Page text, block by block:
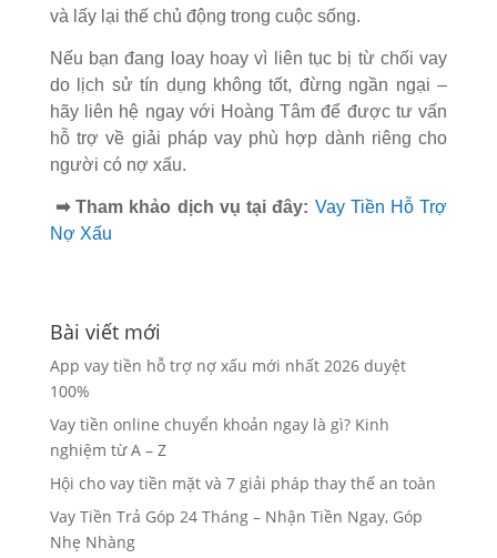
và lấy lại thế chủ động trong cuộc sống.
Nếu bạn đang loay hoay vì liên tục bị từ chối vay
do lịch sử tín dụng không tốt, đừng ngần ngại –
hãy liên hệ ngay với Hoàng Tâm để được tư vấn
hỗ trợ về giải pháp vay phù hợp dành riêng cho
người có nợ xấu.
➡ Tham khảo dịch vụ tại đây: Vay Tiền Hỗ Trợ
Nợ Xấu
Bài viết mới
App vay tiền hỗ trợ nợ xấu mới nhất 2026 duyệt
100%
Vay tiền online chuyển khoản ngay là gì? Kinh
nghiệm từ A – Z
Hội cho vay tiền mặt và 7 giải pháp thay thế an toàn
Vay Tiền Trả Góp 24 Tháng – Nhận Tiền Ngay, Góp
Nhẹ Nhàng